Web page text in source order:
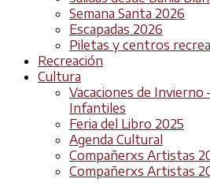
Semana Santa 2026
Escapadas 2026
Piletas y centros
Recreación
Cultura
Vacaciones de Invierno
Infantiles
Feria del Libro 2025
Agenda Cultural
Compañerxs Artistas
Compañerxs Artistas